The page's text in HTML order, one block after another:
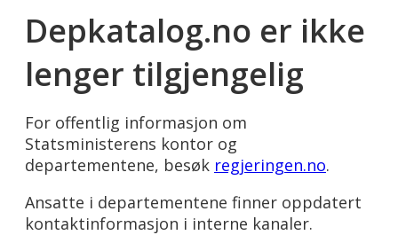
Depkatalog.no er ikke
lenger tilgjengelig
For offentlig informasjon om
Statsministerens kontor og
departementene, besøk regjeringen.no.
Ansatte i departementene finner oppdatert
kontaktinformasjon i interne kanaler.